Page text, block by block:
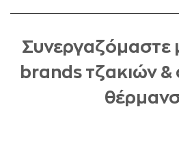
Συνεργαζόμαστε
brands τζακιών